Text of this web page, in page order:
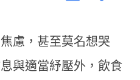
慮，甚至莫名想哭
與適當紓壓外，飲食